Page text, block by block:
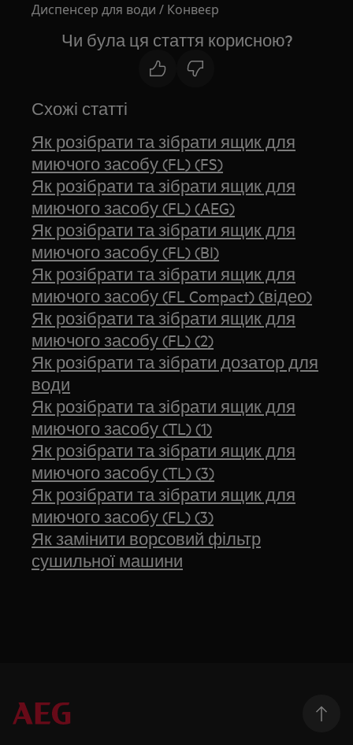
Диспенсер для води / Конвеєр
Чи була ця стаття корисною?
Схожі статті
Як розібрати та зібрати ящик для
миючого засобу (FL) (FS)
Як розібрати та зібрати ящик для
миючого засобу (FL) (AEG)
Як розібрати та зібрати ящик для
миючого засобу (FL) (BI)
Як розібрати та зібрати ящик для
миючого засобу (FL Compact) (відео)
Як розібрати та зібрати ящик для
миючого засобу (FL) (2)
Як розібрати та зібрати дозатор для
води
Як розібрати та зібрати ящик для
миючого засобу (TL) (1)
Як розібрати та зібрати ящик для
миючого засобу (TL) (3)
Як розібрати та зібрати ящик для
миючого засобу (FL) (3)
Як замінити ворсовий фільтр
сушильної машини